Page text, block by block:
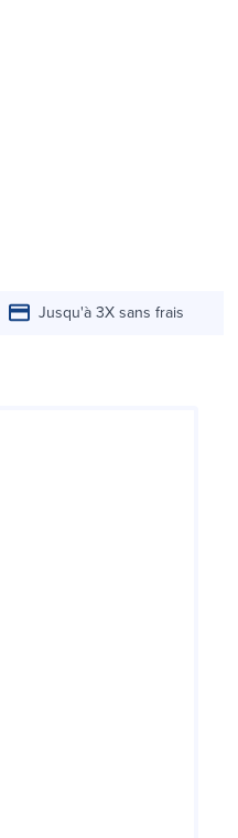
Jusqu'à 3X sans frais